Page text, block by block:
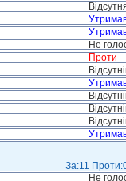
Не
Проти
За:11
Не